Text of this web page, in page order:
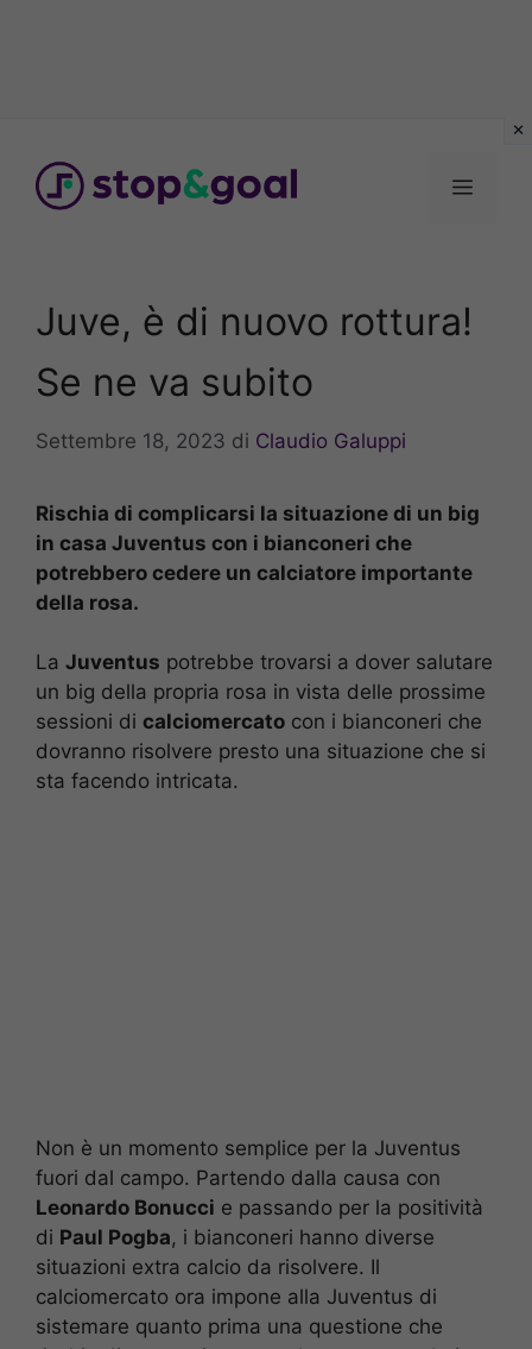
contenuto
Menu
Juve, è di nuovo rottura!
Se ne va subito
Settembre 18, 2023 di Claudio Galuppi
Rischia di complicarsi la situazione di un big
in casa Juventus con i bianconeri che
potrebbero cedere un calciatore importante
della rosa.
La Juventus potrebbe trovarsi a dover salutare
un big della propria rosa in vista delle prossime
sessioni di calciomercato con i bianconeri che
dovranno risolvere presto una situazione che si
sta facendo intricata.
Non è un momento semplice per la Juventus
fuori dal campo. Partendo dalla causa con
Leonardo Bonucci e passando per la positività
di Paul Pogba, i bianconeri hanno diverse
situazioni extra calcio da risolvere. Il
calciomercato ora impone alla Juventus di
sistemare quanto prima una questione che